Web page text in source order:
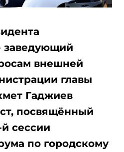
заведующий
внешней
главы
Гаджиев
посвящённый
й сессии
по городскому